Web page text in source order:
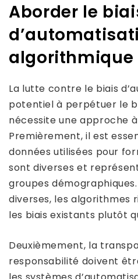
Aborder le
algorithmique
La lutte contre le biais
potentiel à perpétuer le
nécessite une approche
Premièrement, il est
données utilisées pour
sont diverses et
groupes
diverses, les algorithmes
les biais existants plutôt
Deuxièmement, la
responsabilité doivent